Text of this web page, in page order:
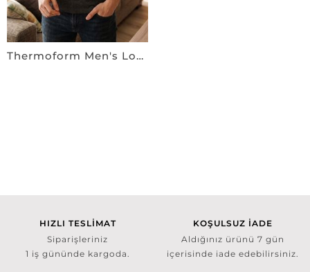
Thermoform Men's Lounge Wear - Likralı Pamuklu T-shirt ANTRASiT
HIZLI TESLİMAT
Siparişleriniz
1 iş gününde kargoda.
KOŞULSUZ İADE
Aldığınız ürünü 7 gün
içerisinde iade edebilirsiniz.